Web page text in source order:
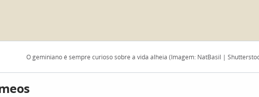
O geminiano é sempre curioso sobre a vida alheia (Imagem: NatBasil |